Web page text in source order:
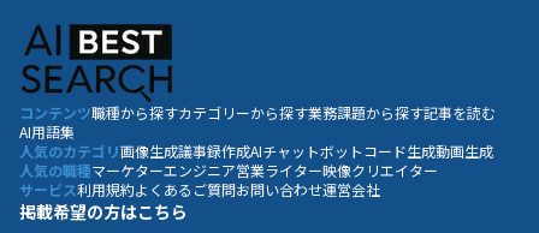
コンテンツ職種から探すカテゴリーから探す業務課題から探す記事を読む
AI用語集
人気のカテゴリ画像生成議事録作成AIチャットボットコード生成動画生成
人気の職種マーケターエンジニア営業ライター映像クリエイター
サービス利用規約よくあるご質問お問い合わせ運営会社
掲載希望の方はこちら